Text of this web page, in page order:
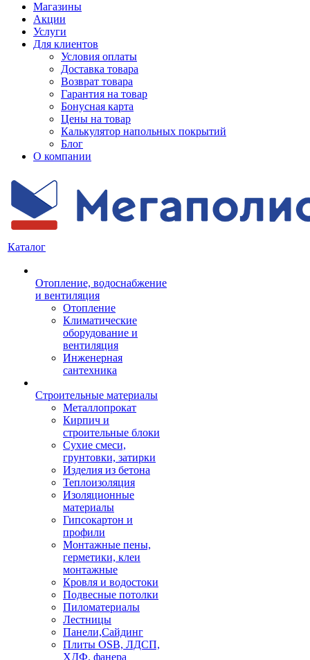
Магазины
Акции
Услуги
Для клиентов
Условия оплаты
Доставка товара
Возврат товара
Гарантия на товар
Бонусная карта
Цены на товар
Калькулятор напольных покрытий
Блог
О компании
Каталог
Отопление, водоснабжение
и вентиляция
Отопление
Климатические
оборудование и
вентиляция
Инженерная
сантехника
Строительные материалы
Металлопрокат
Кирпич и
строительные блоки
Сухие смеси,
грунтовки, затирки
Изделия из бетона
Теплоизоляция
Изоляционные
материалы
Гипсокартон и
профили
Монтажные пены,
герметики, клеи
монтажные
Кровля и водостоки
Подвесные потолки
Пиломатериалы
Лестницы
Панели,Сайдинг
Плиты OSB, ЛДСП,
ХДФ, фанера